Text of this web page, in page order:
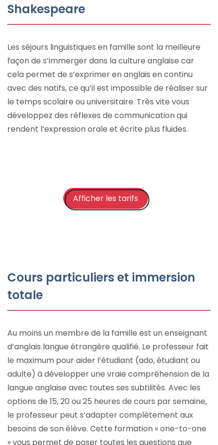
Shakespeare
Les séjours linguistiques en famille sont la meilleure
façon de s’immerger dans la culture anglaise car
cela permet de s’exprimer en anglais en continu
avec des natifs, ce qu’il est impossible de réaliser sur
le temps scolaire ou universitaire. Très vite vous
développez des réflexes de communication qui
rendent l’expression orale et écrite plus fluides.
Afficher les tarifs
Cours particuliers et immersion
totale
Au moins un membre de la famille est un enseignant
d’anglais langue étrangère qualifié. Le professeur fait
le maximum pour aider l’étudiant (ado, étudiant ou
adulte) à développer une vraie compréhension de la
langue anglaise avec toutes ses subtilités. Avec les
options de 15, 20 ou 25 heures de cours par semaine,
le professeur peut s’adapter complètement aux
besoins de son élève. Cette formation « one-to-one
» vous permet de poser toutes les questions que